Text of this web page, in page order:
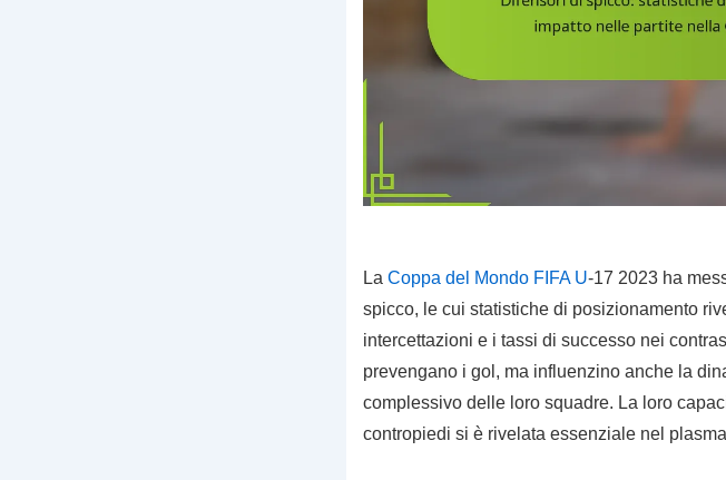
La Coppa del Mondo FIFA U-17 2023 ha
spicco, le cui statistiche di posizionamento
intercettazioni e i tassi di successo nei
prevengano i gol, ma influenzino anche la
complessivo delle loro squadre. La loro
contropiedi si è rivelata essenziale nel